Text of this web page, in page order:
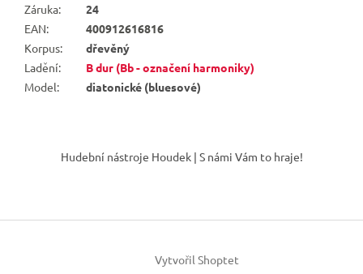
Záruka:
24
EAN:
400912616816
Korpus:
dřevěný
Ladění:
B dur (Bb - označení harmoniky)
Model: diatonické (bluesové)
í
Hudební nástroje Houdek | S námi Vám to hraje!
Vytvořil Shoptet